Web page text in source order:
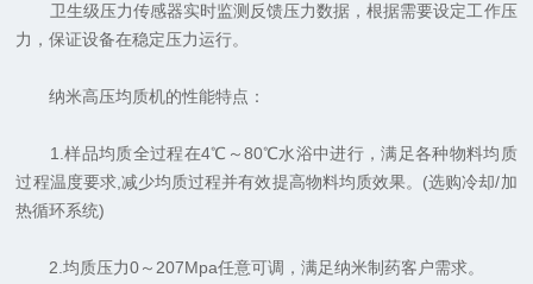
卫生级压力传感器实时监测反馈压力数据，根据需要设定工作压
力，保证设备在稳定压力运行。
纳米高压均质机的性能特点：
1.样品均质全过程在4℃～80℃水浴中进行，满足各种物料均质
过程温度要求,减少均质过程并有效提高物料均质效果。(选购冷却/加
热循环系统)
2.均质压力0～207Mpa任意可调，满足纳米制药客户需求。